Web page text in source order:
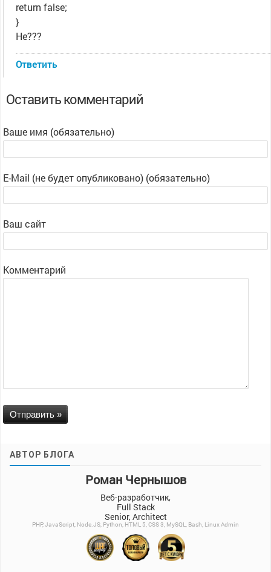
return false;
}
Не???
Ответить
Оставить комментарий
Ваше имя (обязательно)
E-Mail (не будет опубликовано) (обязательно)
Ваш сайт
Комментарий
АВТОР БЛОГА
Роман Чернышов
Веб-разработчик,
Full Stack
Senior, Architect
PHP, JavaScript, Node.JS, Python, HTML 5, CSS 3, MySQL, Bash, Linux Admin